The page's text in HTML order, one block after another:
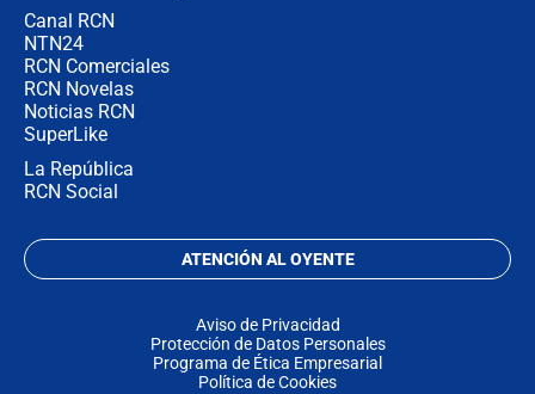
Canal RCN
NTN24
RCN Comerciales
RCN Novelas
Noticias RCN
SuperLike
La República
RCN Social
ATENCIÓN AL OYENTE
Aviso de Privacidad
Protección de Datos Personales
Programa de Ética Empresarial
Política de Cookies